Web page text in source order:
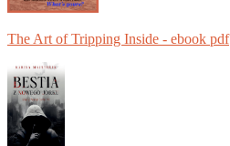
The Art of Tripping Inside - ebook pdf